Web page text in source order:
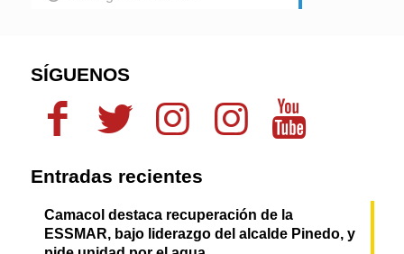
SÍGUENOS
Entradas recientes
Camacol destaca recuperación de la
ESSMAR, bajo liderazgo del alcalde Pinedo, y